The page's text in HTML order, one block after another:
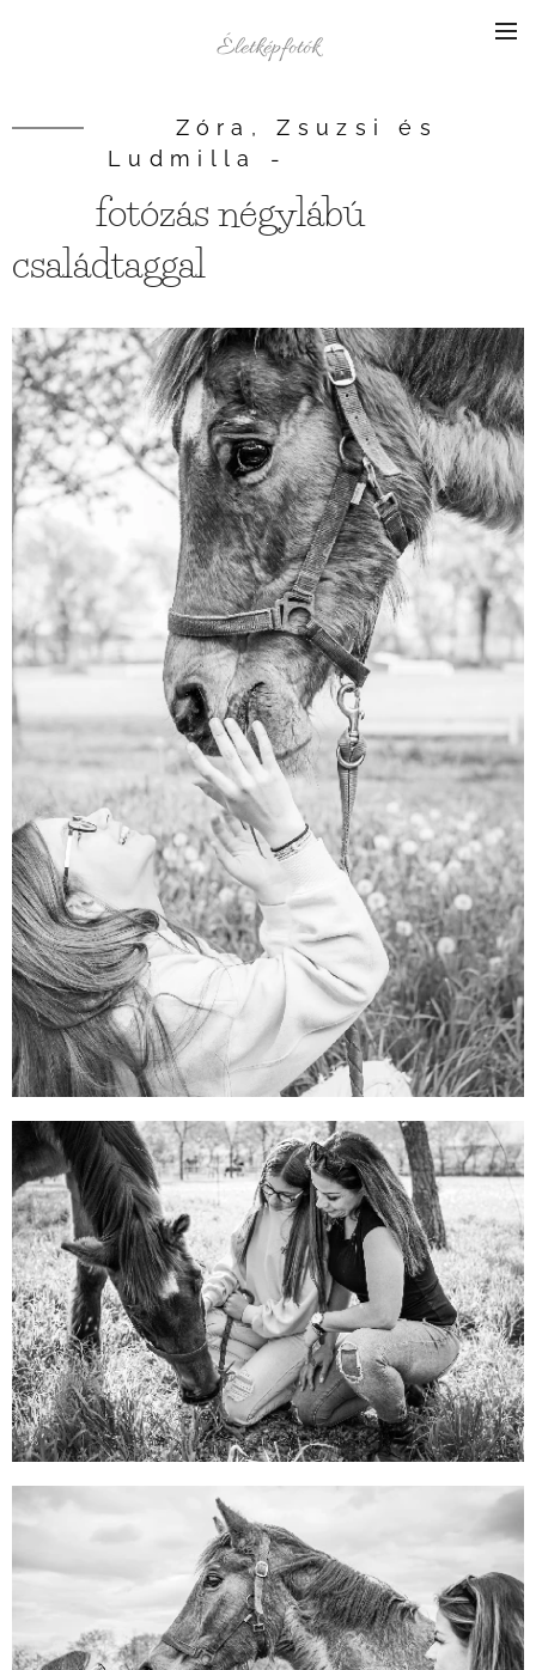
Életképfotók
Zóra, Zsuzsi és
Ludmilla -
fotózás négylábú
családtaggal